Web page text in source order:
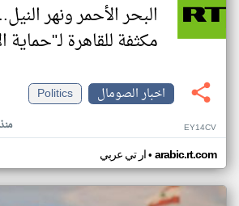
البحر الأحمر ونهر
مكثفة للقاهرة
اخبار الصومال
Politics
منذ ١٨ EY14CV
ار تي عربي• arabic.rt.com